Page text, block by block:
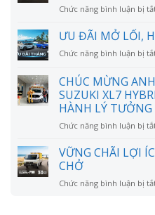
Chức năng bình luận bị
ƯU ĐÃI MỞ LỐI,
Chức năng bình luận bị
CHÚC MỪNG
SUZUKI XL7
HÀNH LÝ
Chức năng bình luận bị
VỮNG CHÃI LỢI
CHỞ
Chức năng bình luận bị